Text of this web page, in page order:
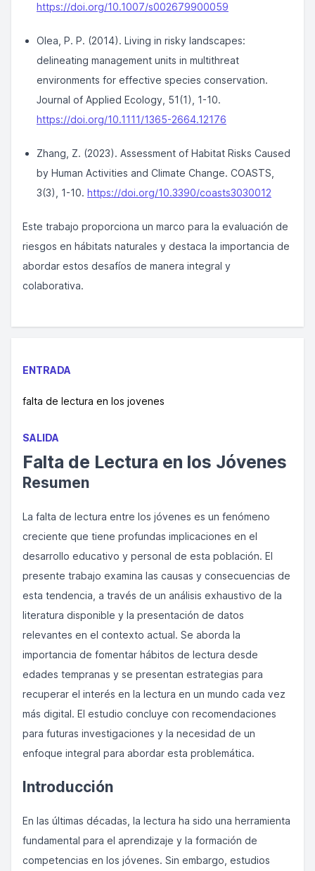
https://doi.org/10.1007/s002679900059
Olea, P. P. (2014). Living in risky landscapes:
delineating management units in multithreat
environments for effective species conservation.
Journal of Applied Ecology , 51(1), 1-10.
https://doi.org/10.1111/1365-2664.12176
Zhang, Z. (2023). Assessment of Habitat Risks Caused
by Human Activities and Climate Change. COASTS
3(3), 1-10. https://doi.org/10.3390/coasts3030012
Este trabajo proporciona un marco para la evaluación de
riesgos en hábitats naturales y destaca la importancia de
abordar estos desafíos de manera integral y
colaborativa.
ENTRADA
falta de lectura en los jovenes
SALIDA
Falta de Lectura en los Jóvenes
Resumen
La falta de lectura entre los jóvenes es un fenómeno
creciente que tiene profundas implicaciones en el
desarrollo educativo y personal de esta población. El
presente trabajo examina las causas y consecuencias de
esta tendencia, a través de un análisis exhaustivo de la
literatura disponible y la presentación de datos
relevantes en el contexto actual. Se aborda la
importancia de fomentar hábitos de lectura desde
edades tempranas y se presentan estrategias para
recuperar el interés en la lectura en un mundo cada vez
más digital. El estudio concluye con recomendaciones
para futuras investigaciones y la necesidad de un
enfoque integral para abordar esta problemática.
Introducción
En las últimas décadas, la lectura ha sido una herramienta
fundamental para el aprendizaje y la formación de
competencias en los jóvenes. Sin embargo, estudios